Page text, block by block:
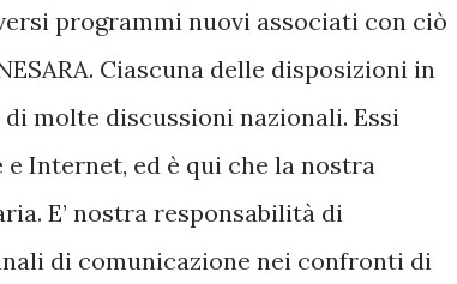
programmi nuovi associati con ciò
Ciascuna delle disposizioni in
molte discussioni nazionali. Essi
Internet, ed è qui che la nostra
E’ nostra responsabilità di
di comunicazione nei confronti di